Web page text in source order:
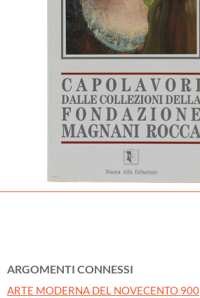
ARGOMENTI CONNESSI
ARTE MODERNA DEL NOVECENTO 900